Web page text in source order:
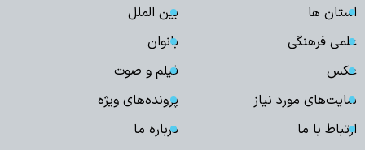
استان ها
بین الملل
علمی فرهنگی
بانوان
عکس
فیلم و صوت
سایت‌های مورد نیاز
پرونده‌های ویژه
ارتباط با ما
درباره ما